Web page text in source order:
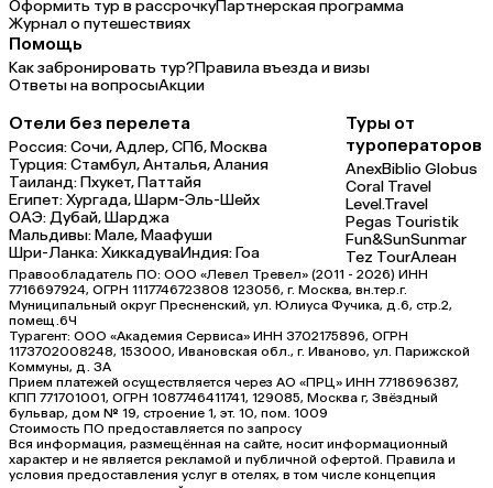
Оформить тур в рассрочкуПартнерская программа
Журнал о путешествиях
Помощь
Как забронировать тур?Правила въезда и визы
Ответы на вопросыАкции
Отели без перелета
Россия:Сочи,Адлер,СПб,Москва
Турция:Стамбул,Анталья,Алания
Таиланд:Пхукет,Паттайя
Египет:Хургада,Шарм-Эль-Шейх
ОАЭ:Дубай,Шарджа
Мальдивы:Мале,Маафуши
Шри-Ланка:ХиккадуваИндия:Гоа
Туры от
туроператоров
AnexBiblio Globus
Coral Travel
Level.Travel
Pegas Touristik
Fun&SunSunmar
Tez TourАлеан
Правообладатель ПО: ООО «Левел Тревел» (2011 - 2026) ИНН
7716697924, ОГРН 1117746723808 123056, г. Москва, вн.тер.г.
Муниципальный округ Пресненский, ул. Юлиуса Фучика, д.6, стр.2,
помещ.6Ч
Турагент: ООО «Академия Сервиса» ИНН 3702175896, ОГРН
1173702008248, 153000, Ивановская обл., г. Иваново, ул. Парижской
Коммуны, д. ЗА
Прием платежей осуществляется через АО «ПРЦ» ИНН 7718696387,
КПП 771701001, ОГРН 1087746411741, 129085, Москва г, Звёздный
бульвар, дом № 19, строение 1, эт. 10, пом. 1009
Стоимость ПО предоставляется по запросу
Вся информация, размещённая на сайте, носит информационный
характер и не является рекламой и публичной офертой. Правила и
условия предоставления услуг в отелях, в том числе концепция